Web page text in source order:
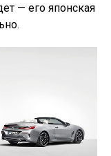
— его японская